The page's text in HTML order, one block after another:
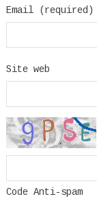
Email (required)
Site web
Code Anti-spam